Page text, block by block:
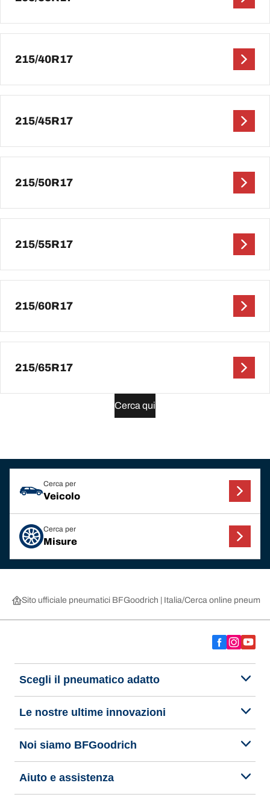
215/40R17
215/45R17
215/50R17
215/55R17
215/60R17
215/65R17
Cerca qui
Cerca per
Veicolo
Cerca per
Misure
Sito ufficiale pneumatici BFGoodrich | Italia Cerca online
Scegli il pneumatico adatto
Le nostre ultime innovazioni
Noi siamo BFGoodrich
Aiuto e assistenza